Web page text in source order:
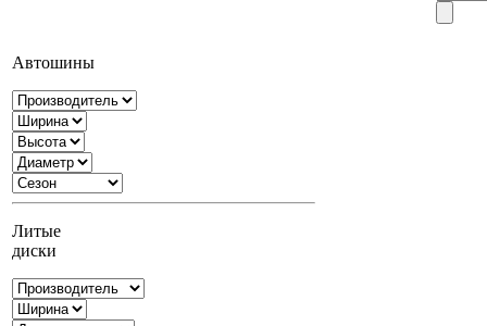
Автошины
Литые
диски